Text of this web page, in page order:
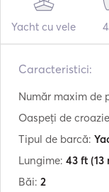
Yacht cu vele
Caracteristici:
Număr maxim de
Oaspeți de
Tipul de barcă:
Lungime: 43 ft (13
Băi: 2